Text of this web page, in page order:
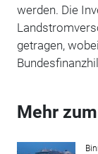
werden. Die
getragen,
Mehr